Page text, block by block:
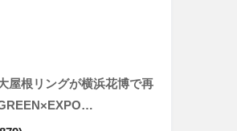
屋根リングが横浜花博で再